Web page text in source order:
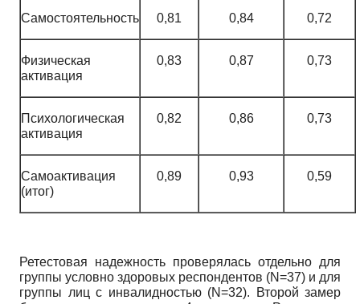
Самостоятельность 0,81 0,84 0,72
Физическая
активация
0,83 0,87 0,73
Психологическая
активация
0,82 0,86 0,73
Самоактивация
(итог)
0,89 0,93 0,59
Ретестовая надежность проверялась отдельно для
группы условно здоровых респондентов (N=37) и для
группы лиц с инвалидностью (N=32). Второй замер